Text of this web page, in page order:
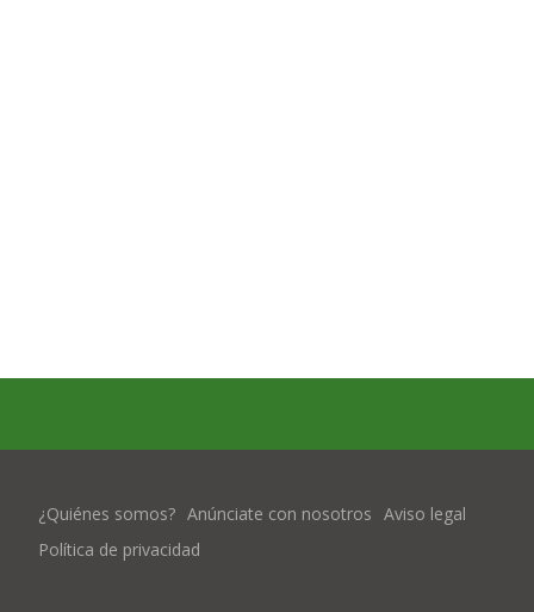
¿Quiénes somos? Anúnciate con nosotros Aviso legal
Política de privacidad